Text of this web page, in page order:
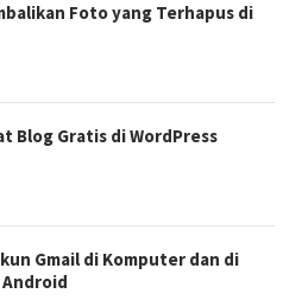
Foto yang Terhapus di
Blog Gratis di WordPress
Gmail di Komputer dan di